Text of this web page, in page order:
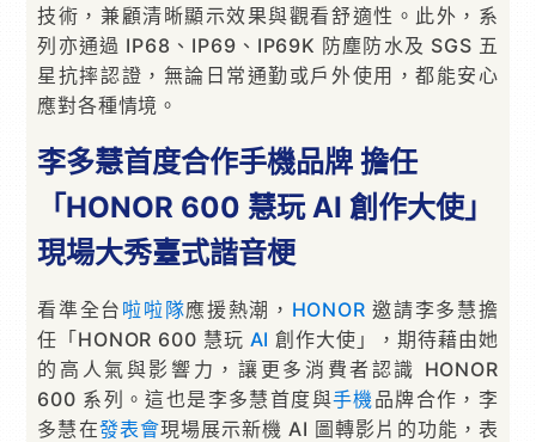
技術，兼顧清晰顯示效果與觀看舒適性。此外，系
列亦通過 IP68、IP69、IP69K 防塵防水及 SGS 五
星抗摔認證，無論日常通勤或戶外使用，都能安心
應對各種情境。
李多慧首度合作手機品牌 擔任
「HONOR 600 慧玩 AI 創作大使」
現場大秀臺式諧音梗
看準全台 啦啦隊應援熱潮， HONOR 邀請李多慧擔
任「HONOR 600 慧玩 AI 創作大使」，期待藉由她
的高人氣與影響力，讓更多消費者認識 HONOR
600 系列。這也是李多慧首度與手機 品牌合作，李
多慧在發表會現場展示新機 AI 圖轉影片的功能，表